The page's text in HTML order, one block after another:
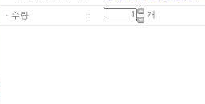
· 수량 : 개